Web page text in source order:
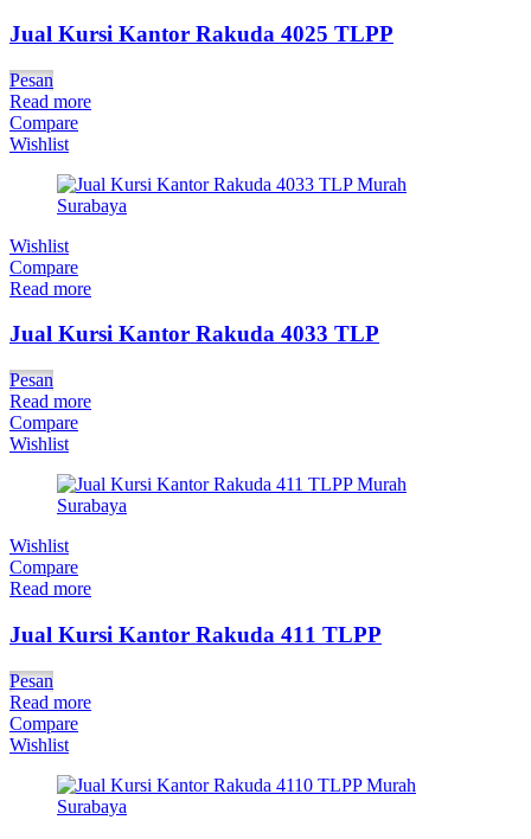
Jual Kursi Kantor Rakuda 4025 TLPP
Pesan
Read more
Compare
Wishlist
Wishlist
Compare
Read more
Jual Kursi Kantor Rakuda 4033 TLP
Pesan
Read more
Compare
Wishlist
Wishlist
Compare
Read more
Jual Kursi Kantor Rakuda 411 TLPP
Pesan
Read more
Compare
Wishlist